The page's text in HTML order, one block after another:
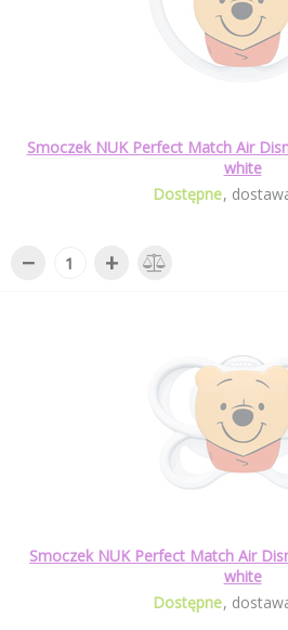
Smoczek NUK Perfect Match Air
white
Dostępne
− +
Smoczek NUK Perfect Match Air
white
Dostępne